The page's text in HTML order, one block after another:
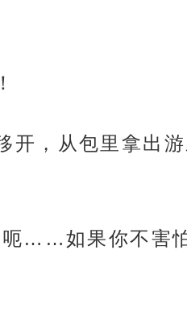
开，从包里拿出
……如果你不害